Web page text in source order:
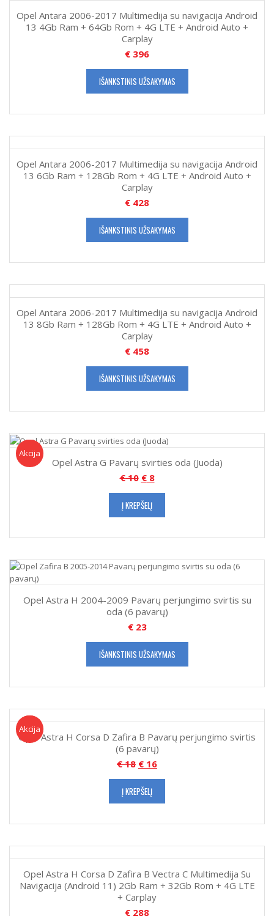
Opel Antara 2006-2017 Multimedija su navigacija Android
13 4Gb Ram + 64Gb Rom + 4G LTE + Android Auto +
Carplay
€ 396
IŠANKSTINIS UŽSAKYMAS
Opel Antara 2006-2017 Multimedija su navigacija Android
13 6Gb Ram + 128Gb Rom + 4G LTE + Android Auto +
Carplay
€ 428
IŠANKSTINIS UŽSAKYMAS
Opel Antara 2006-2017 Multimedija su navigacija Android
13 8Gb Ram + 128Gb Rom + 4G LTE + Android Auto +
Carplay
€ 458
IŠANKSTINIS UŽSAKYMAS
Akcija
Akcija!
Opel Astra G Pavarų svirties oda (Juoda)
€10 €8
Į KREPŠELĮ
Opel Astra H 2004-2009 Pavarų perjungimo svirtis su
oda (6 pavarų)
€23
IŠANKSTINIS UŽSAKYMAS
Akcija
Akcija!
Opel Astra H Corsa D Zafira B Pavarų perjungimo svirtis
(6 pavarų)
€18 € 16
Į KREPŠELĮ
Opel Astra H Corsa D Zafira B Vectra C Multimedija Su
Navigacija (Android 11) 2Gb Ram + 32Gb Rom + 4G LTE
+ Carplay
€ 288